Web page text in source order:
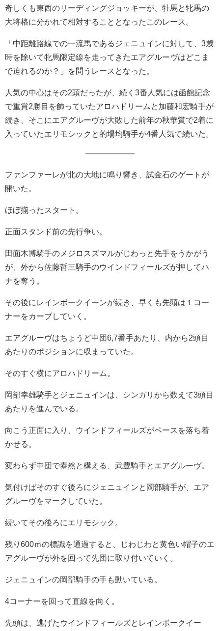
奇しくも東西のリーディングジョッキーが、牡馬と牝馬の
大将格に分かれて相対することとなったこのレース。
「中距離路線での一流馬であるジェニュインに対して、3歳
時を除いて牝馬限定線を走ってきたエアグルーヴはどこま
で迫れるのか？」を問うレースとなった。
人気の中心はその2頭だったが、続く3番人気には函館記念
で重賞2勝目を飾っていたアロハドリームと加藤和宏騎手が
続き、そこにエアグルーヴが大敗した前年の秋華賞で2着に
入っていたエリモシックと的場均騎手が4番人気で続いた。
ファンファーレが北の大地に鳴り響き、試金石のゲートが
開いた。
ほぼ揃ったスタート。
正面スタンド前の先行争い。
田面木博騎手のメジロスズマルがじわっと先手をうかがう
が、外から佐藤哲三騎手のウインドフィールズが押してハ
ナを奪う。
その後にレインボークイーンが続き、早くも先頭は１コー
ナーをカーブしていく。
エアグルーヴはちょうど中団6,7番手あたり、内から2頭目
あたりのポジションに収まっていた。
そのすぐ横にアロハドリーム。
岡部幸雄騎手とジェニュインは、シンガリから数えて3頭目
あたりを進んでいる。
向こう正面に入り、ウインドフィールズがペースを落ち着
かせる。
変わらず中団で泰然と構える、武豊騎手とエアグルーヴ。
気付けばそのすぐ後ろにジェニュインと岡部騎手が、エア
グルーヴをマークしていた。
続いてその後ろにエリモシック。
残り600ｍの標識を通過すると、じわじわと黄色い帽子のエ
アグルーヴが外を回って先団に取り付いていく。
ジェニュインの岡部騎手の手も動いている。
4コーナーを回って直線を向く。
先頭は、逃げたウインドフィールズとレインボークイー